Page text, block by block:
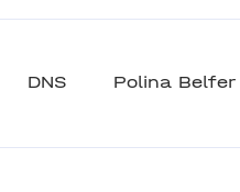
DNS Polina Belfer